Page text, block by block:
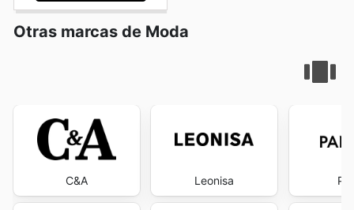
Otras marcas de Moda
C&A Leonisa